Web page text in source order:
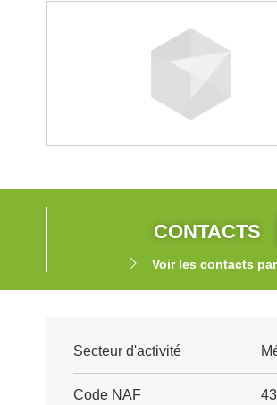
CONTACTS
Voir les contacts
Secteur d'activité
Code NAF